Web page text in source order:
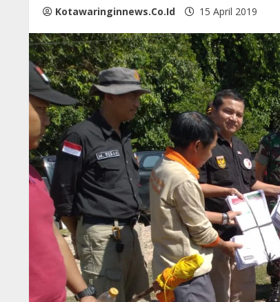
Kotawaringinnews.co.id 15 April 2019